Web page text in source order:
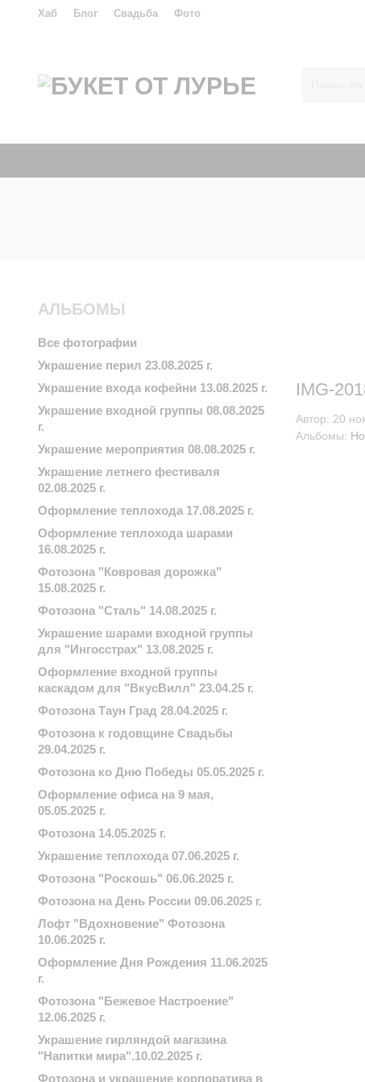
Хаб Блог Свадьба Фото
АЛЬБОМЫ
Все фотографии
Украшение перил 23.08.2025 г.
Украшение входа кофейни 13.08.2025 г.
Украшение входной группы 08.08.2025
г.
Украшение мероприятия 08.08.2025 г.
Украшение летнего фестиваля
02.08.2025 г.
Оформление теплохода 17.08.2025 г.
Оформление теплохода шарами
16.08.2025 г.
Фотозона "Ковровая дорожка"
15.08.2025 г.
Фотозона "Сталь" 14.08.2025 г.
Украшение шарами входной группы
для "Ингосстрах" 13.08.2025 г.
Оформление входной группы
каскадом для "ВкусВилл" 23.04.25 г.
Фотозона Таун Град 28.04.2025 г.
Фотозона к годовщине Свадьбы
29.04.2025 г.
Фотозона ко Дню Победы 05.05.2025 г.
Оформление офиса на 9 мая,
05.05.2025 г.
Фотозона 14.05.2025 г.
Украшение теплохода 07.06.2025 г.
Фотозона "Роскошь" 06.06.2025 г.
Фотозона на День России 09.06.2025 г.
Лофт "Вдохновение" Фотозона
10.06.2025 г.
Оформление Дня Рождения 11.06.2025
г.
Фотозона "Бежевое Настроение"
12.06.2025 г.
Украшение гирляндой магазина
"Напитки мира".10.02.2025 г.
Фотозона и украшение корпоратива в
IMG-
Автор: 20
Альбомы: